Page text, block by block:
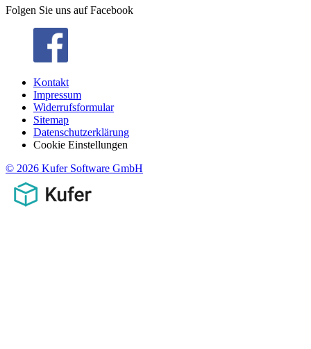
Folgen Sie uns auf Facebook
Kontakt
Impressum
Widerrufsformular
Sitemap
Datenschutzerklärung
Cookie Einstellungen
© 2026 Kufer Software GmbH